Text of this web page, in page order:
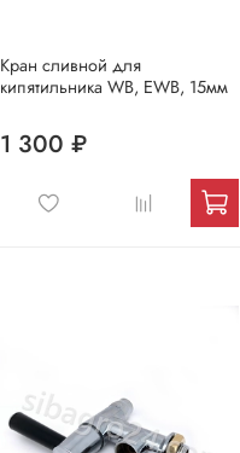
Кран сливной для
кипятильника WB, EWB, 15мм
1 300 ₽